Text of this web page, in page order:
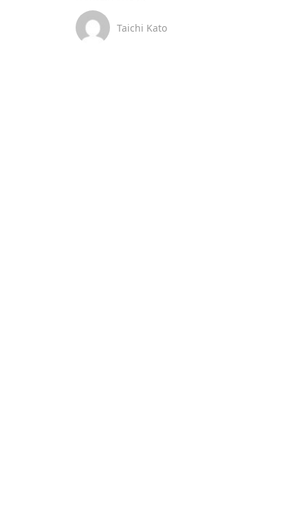
Taichi Kato